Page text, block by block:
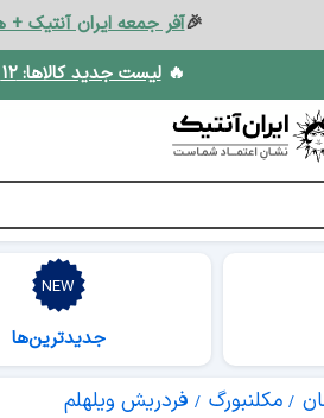
🎉آفر جمعه ایران آنتیک +
🔥لیست جدید کالاها: ۱۲ مرداد
جدیدترین‌ها
مکلنبورگ فردریش ویلهلم